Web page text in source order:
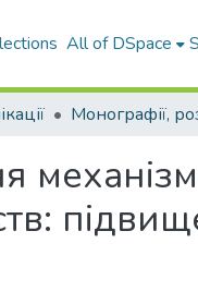
All of DSpace